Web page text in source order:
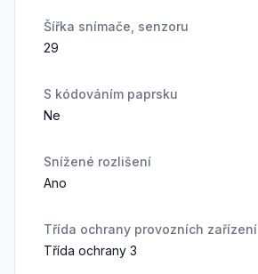
Šířka snímače, senzoru
29
S kódováním paprsku
Ne
Snížené rozlišení
Ano
Třída ochrany provozních zařízení
Třída ochrany 3